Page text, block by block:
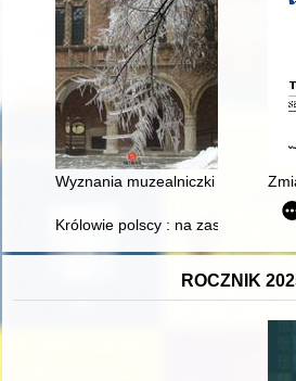
Wyznania muzealniczki : historie -
Królowie polscy : na zasadzie
ROCZNIK